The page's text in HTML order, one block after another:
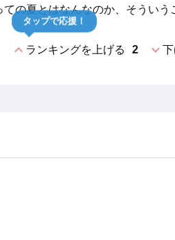
の夏とはなんなのか、そういう
expand_lessランキングを上げる 2
タップで応援！
expand_more